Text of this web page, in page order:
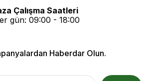
Çalışma Saatleri
gün: 09:00 - 18:00
Haberdar Olun.